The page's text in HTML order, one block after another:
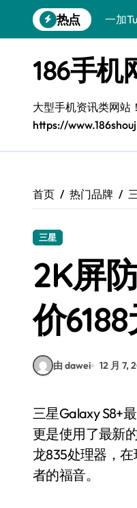
到
热点
一加
三星
荣耀
真我
186手机
大型手机资讯类网站！
https://
首页 热门品牌
三星
2K屏
价
由 dawei 12 月 7,
三星Galaxy S8+最出彩的地方就是它的屏幕了，它采用了一块6.2英寸的Super AMOLED显示屏，
更是使用了最新
龙835处理器，
者的福音。